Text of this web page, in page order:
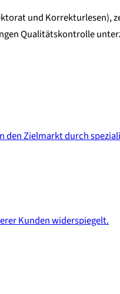
und Korrekturlesen),
Qualitätskontrolle
den Zielmarkt durch
Kunden widerspiegelt.